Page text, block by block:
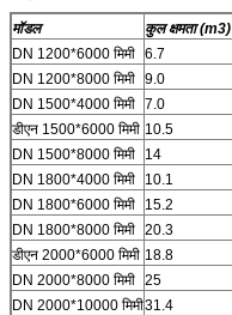
मॉडल कुल क्षमता (m3)
DN 1200*6000 मिमी 6.7
DN 1200*8000 मिमी 9.0
DN 1500*4000 मिमी 7.0
डीएन 1500*6000 मिमी 10.5
DN 1500*8000 मिमी
14
DN 1800*4000 मिमी
10.1
DN 1800*6000 मिमी
15.2
DN 1800*8000 मिमी 20.3
डीएन 2000*6000 मिमी 18.8
DN 2000*8000 मिमी 25
DN 2000*10000 मिमी31.4